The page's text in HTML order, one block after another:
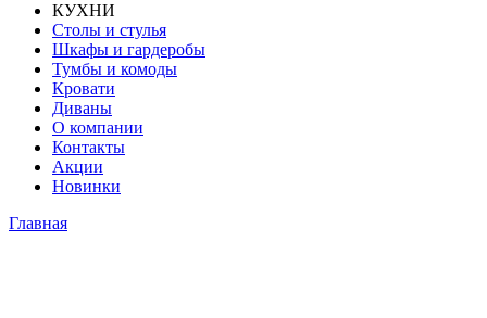
КУХНИ
Столы и стулья
Шкафы и гардеробы
Тумбы и комоды
Кровати
Диваны
О компании
Контакты
Акции
Новинки
Главная